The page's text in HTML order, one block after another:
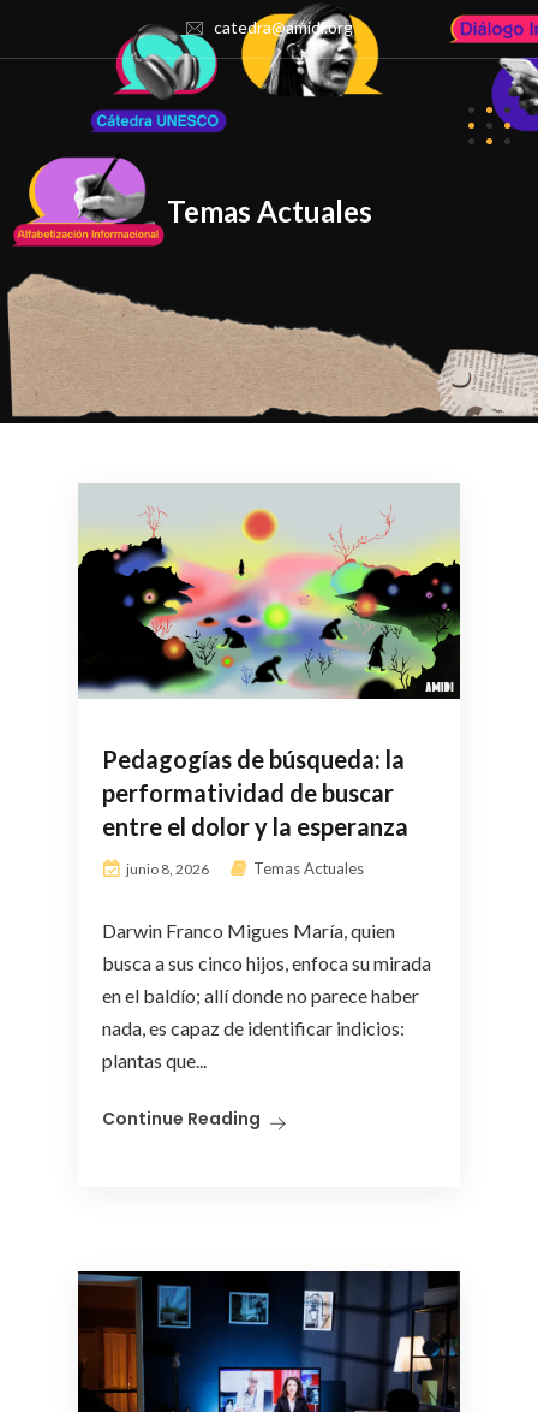
catedra@amidi.org
Temas Actuales
Pedagogías de búsqueda: la
performatividad de buscar
entre el dolor y la esperanza
junio 8, 2026 Temas Actuales
Darwin Franco Migues María, quien
busca a sus cinco hijos, enfoca su mirada
en el baldío; allí donde no parece haber
nada, es capaz de identificar indicios:
plantas que...
Continue Reading